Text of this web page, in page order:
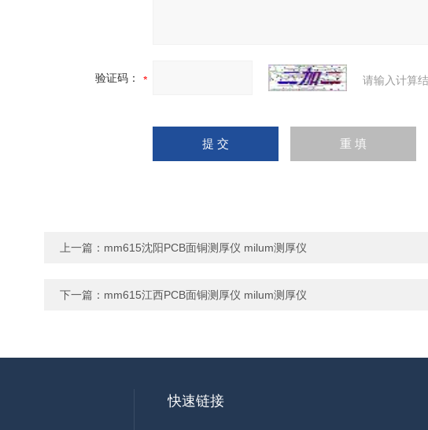
验证码： 请输入计算
上一篇： mm615沈阳PCB面铜测厚仪 milum测厚仪
下一篇： mm615江西PCB面铜测厚仪 milum测厚仪
快速链接